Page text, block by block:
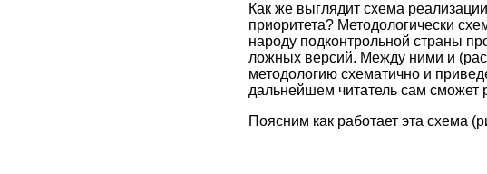
Как же выглядит схема
приоритета? Методологически
народу подконтрольной страны
ложных версий. Между ними и
методологию схематично и
дальнейшем читатель сам сможет
Поясним как работает эта схема